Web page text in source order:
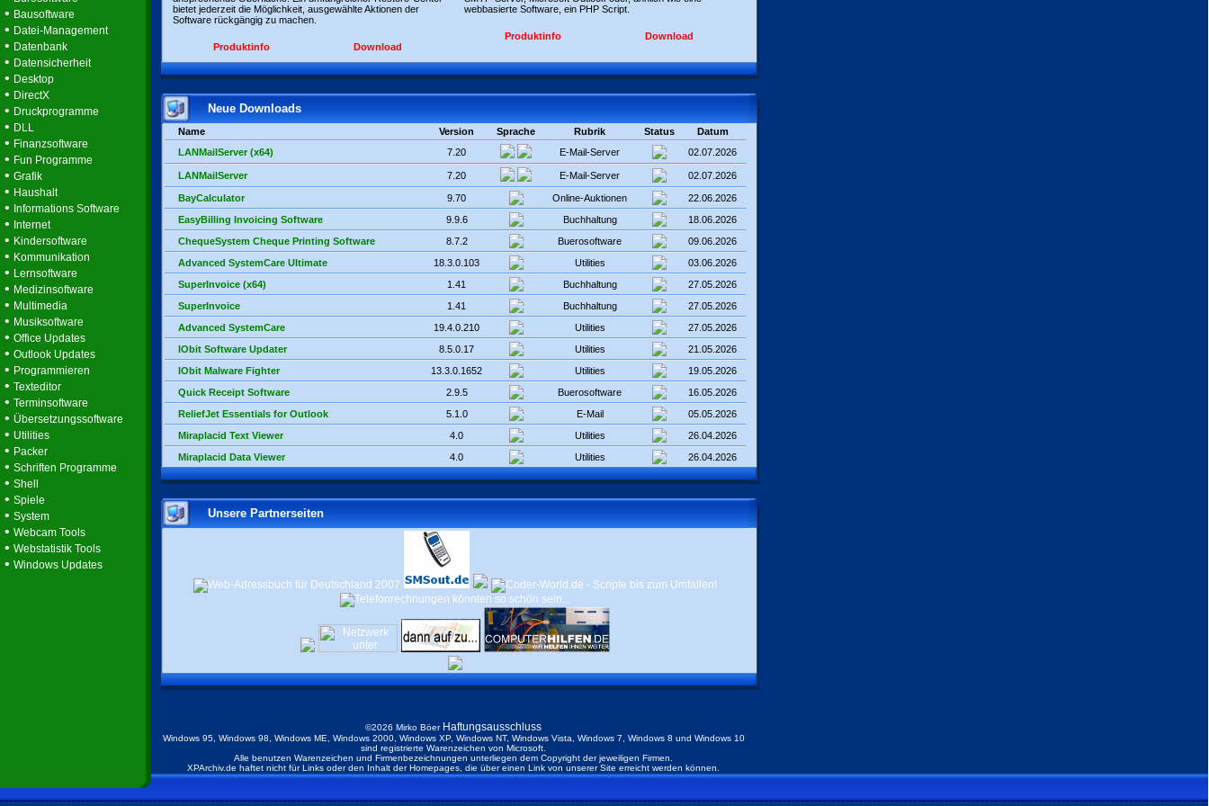
• Bausoftware
• Datei-Management
• Datenbank
• Datensicherheit
• Desktop
• DirectX
• Druckprogramme
• DLL
• Finanzsoftware
• Fun Programme
• Grafik
• Haushalt
• Informations Software
• Internet
• Kindersoftware
• Kommunikation
• Lernsoftware
• Medizinsoftware
• Multimedia
• Musiksoftware
• Office Updates
• Outlook Updates
• Programmieren
• Texteditor
• Terminsoftware
• Übersetzungssoftware
• Utilities
• Packer
• Schriften Programme
• Shell
• Spiele
• System
• Webcam Tools
• Webstatistik Tools
• Windows Updates
bietet jederzeit die Möglichkeit, ausgewählte Aktionen der
Software rückgängig zu machen.
Produktinfo Download
webbasierte Software, ein PHP Script.
Produktinfo Download
Neue Downloads
Name Version Sprache Rubrik Status
Datum
LANMailServer (x64)
7.20 E-Mail-Server 02.07.2026
LANMailServer 7.20 E-Mail-Server 02.07.2026
BayCalculator 9.70 Online-Auktionen
22.06.2026
EasyBilling Invoicing Software
9.9.6 Buchhaltung
18.06.2026
ChequeSystem Cheque Printing Software
8.7.2 Buerosoftware
09.06.2026
Advanced SystemCare Ultimate
18.3.0.103 Utilities
03.06.2026
SuperInvoice (x64)
1.41 Buchhaltung
27.05.2026
SuperInvoice
1.41 Buchhaltung
27.05.2026
Advanced SystemCare
19.4.0.210 Utilities
27.05.2026
IObit Software Updater
8.5.0.17 Utilities
21.05.2026
IObit Malware Fighter
13.3.0.1652 Utilities
19.05.2026
Quick Receipt Software
2.9.5 Buerosoftware
16.05.2026
ReliefJet Essentials for Outlook
5.1.0 E-Mail
05.05.2026
Miraplacid Text Viewer
4.0 Utilities
26.04.2026
Miraplacid Data Viewer
4.0 Utilities 26.04.2026
Unsere Partnerseiten
©2026 Mirko Böer Haftungsausschluss
Windows 95, Windows 98, Windows ME, Windows 2000, Windows XP, Windows NT, Windows Vista, Windows 7, Windows 8 und Windows 10
sind registrierte Warenzeichen von Microsoft.
Alle benutzen Warenzeichen und Firmenbezeichnungen unterliegen dem Copyright der jeweiligen Firmen.
XPArchiv.de haftet nicht für Links oder den Inhalt der Homepages, die über einen Link von unserer Site erreicht werden können.